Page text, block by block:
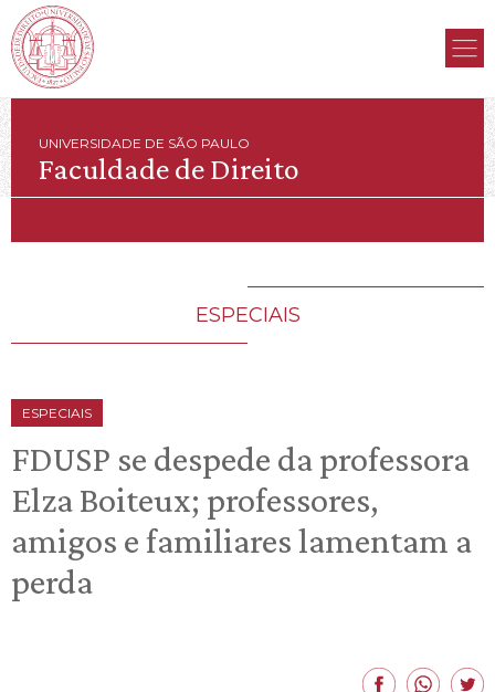
UNIVERSIDADE DE SÃO PAULO
Faculdade de Direito
ESPECIAIS
ESPECIAIS
FDUSP se despede da professora
Elza Boiteux; professores,
amigos e familiares lamentam a
perda